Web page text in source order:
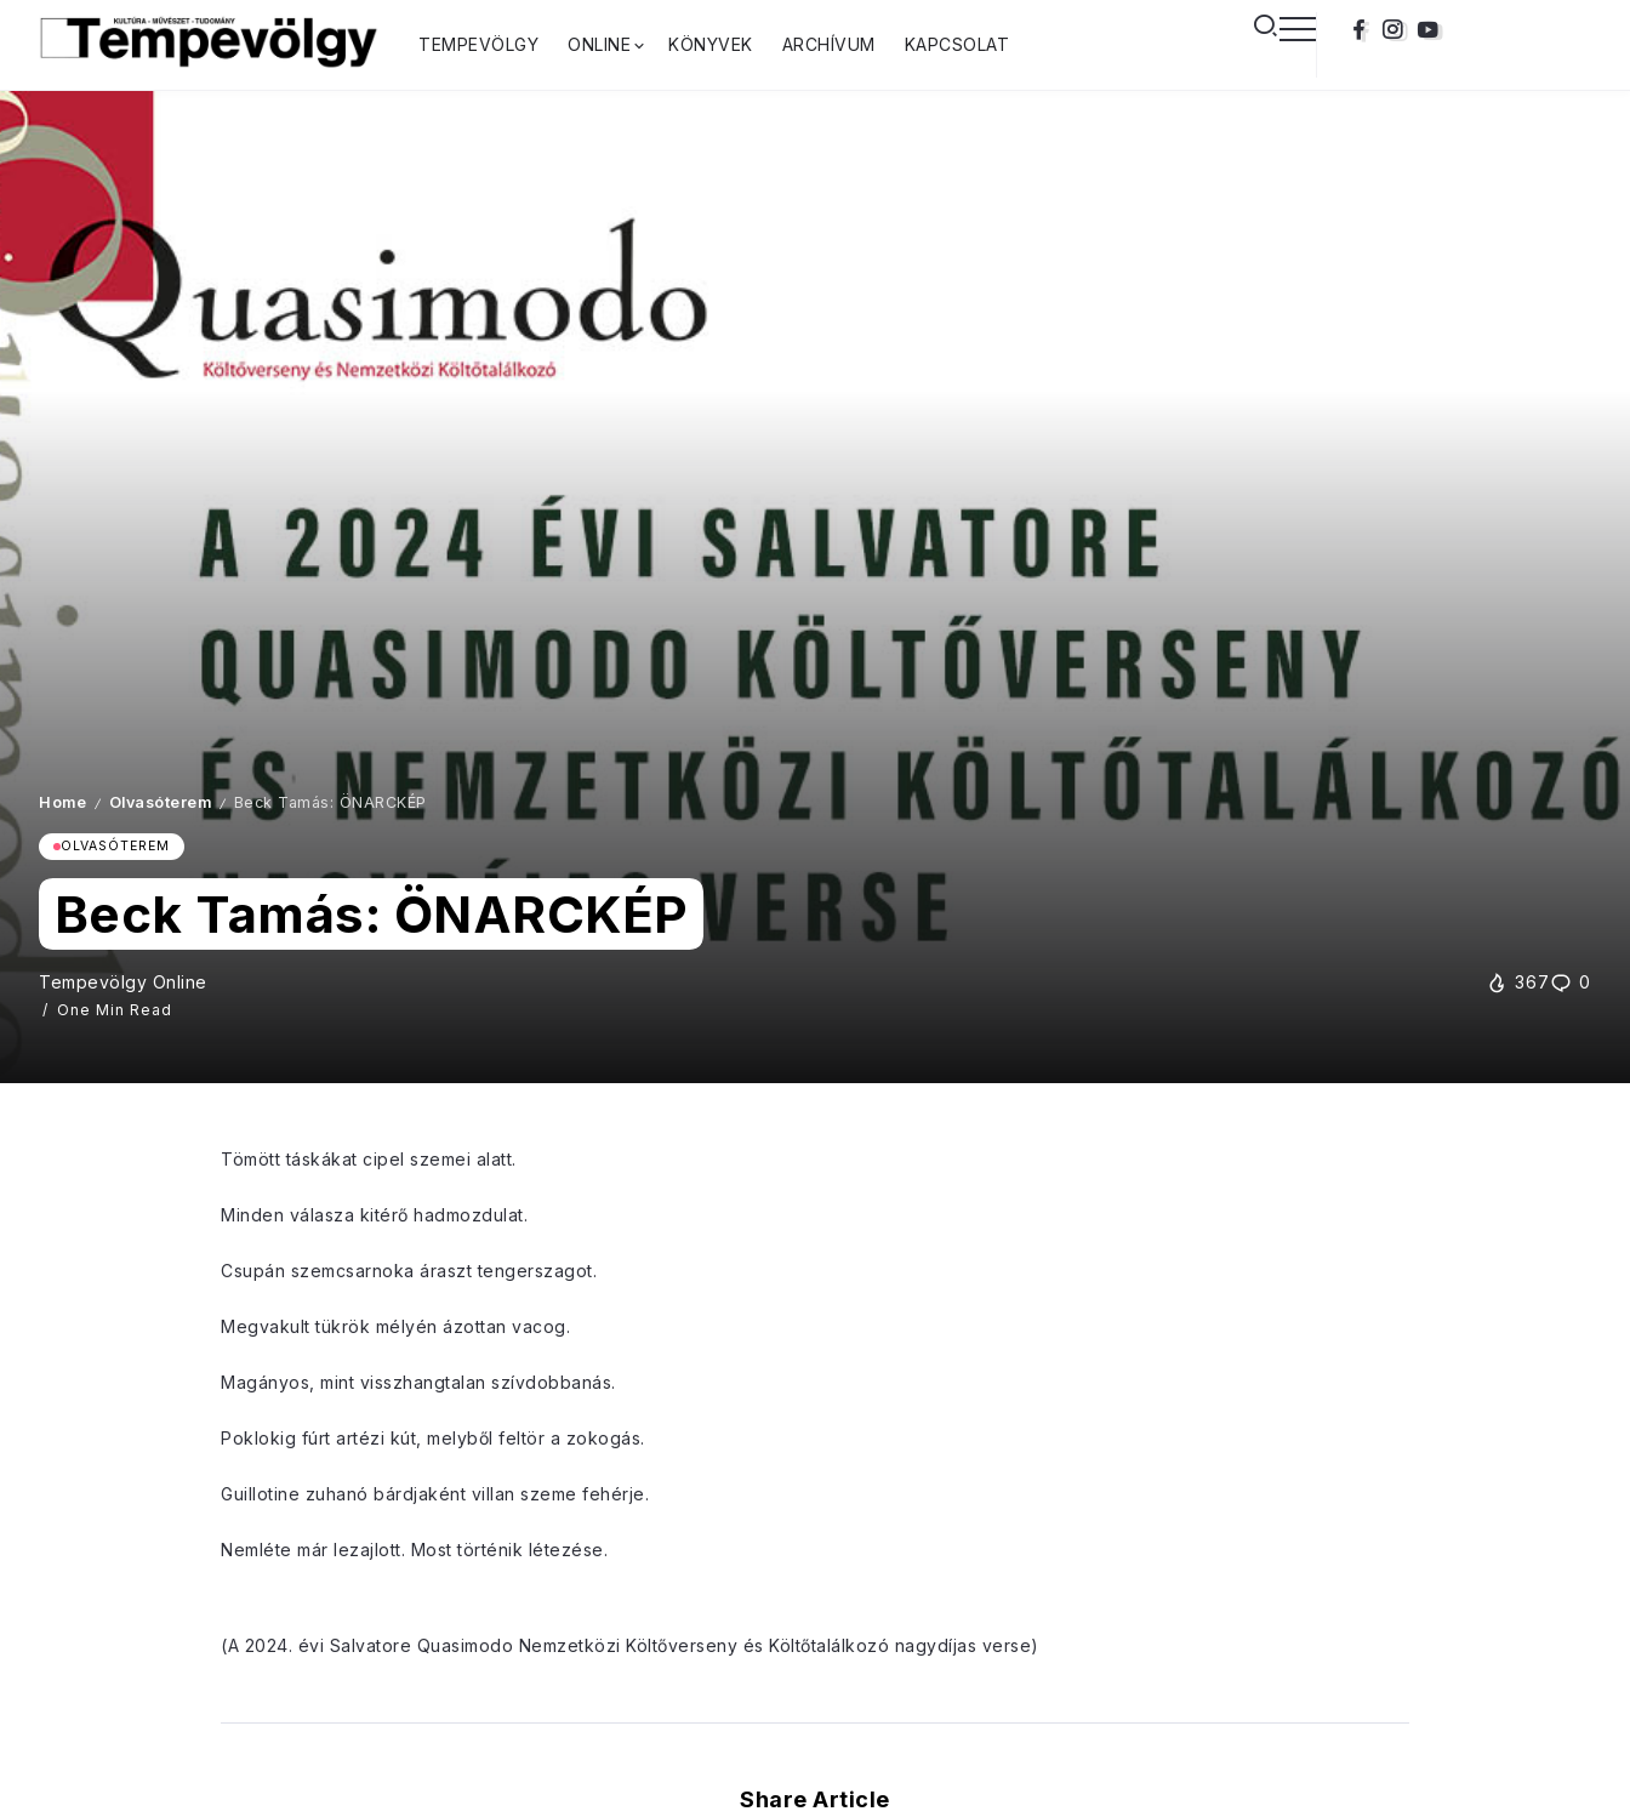
TEMPEVÖLGY ONLINE KÖNYVEK ARCHÍVUM KAPCSOLAT
Home / Olvasóterem / Beck Tamás: ÖNARCKÉP
OLVASÓTEREM
Beck Tamás: ÖNARCKÉP
Tempevölgy Online
One Min Read
367 0
Tömött táskákat cipel szemei alatt.
Minden válasza kitérő hadmozdulat.
Csupán szemcsarnoka áraszt tengerszagot.
Megvakult tükrök mélyén ázottan vacog.
Magányos, mint visszhangtalan szívdobbanás.
Poklokig fúrt artézi kút, melyből feltör a zokogás.
Guillotine zuhanó bárdjaként villan szeme fehérje.
Nemléte már lezajlott. Most történik létezése.
(A 2024. évi Salvatore Quasimodo Nemzetközi Költőverseny és Költőtalálkozó nagydíjas verse)
Share Article